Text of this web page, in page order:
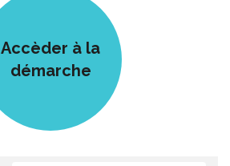
Accèder à la
démarche